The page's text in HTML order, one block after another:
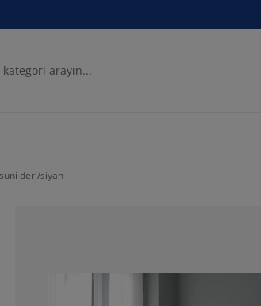
deri/siyah